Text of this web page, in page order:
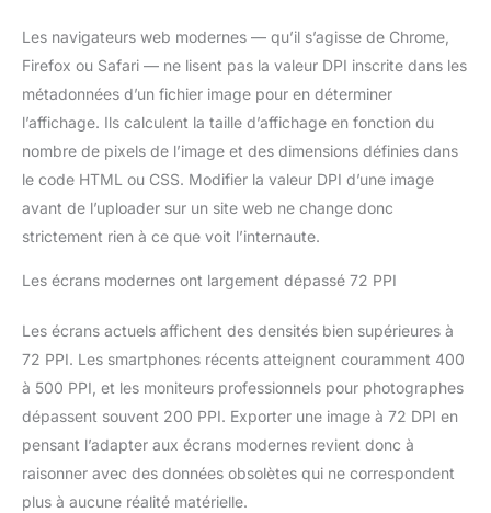
Les navigateurs web modernes — qu’il s’agisse de Chrome,
Firefox ou Safari — ne lisent pas la valeur DPI inscrite dans les
métadonnées d’un fichier image pour en déterminer
l’affichage. Ils calculent la taille d’affichage en fonction du
nombre de pixels de l’image et des dimensions définies dans
le code HTML ou CSS. Modifier la valeur DPI d’une image
avant de l’uploader sur un site web ne change donc
strictement rien à ce que voit l’internaute.
Les écrans modernes ont largement dépassé 72 PPI
Les écrans actuels affichent des densités bien supérieures à
72 PPI. Les smartphones récents atteignent couramment 400
à 500 PPI, et les moniteurs professionnels pour photographes
dépassent souvent 200 PPI. Exporter une image à 72 DPI en
pensant l’adapter aux écrans modernes revient donc à
raisonner avec des données obsolètes qui ne correspondent
plus à aucune réalité matérielle.